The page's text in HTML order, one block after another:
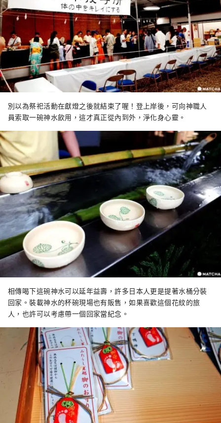
別以為祭祀活動在獻燈之後就結束了喔！登上岸後，可向神職人
員索取一碗神水飲用，這才真正從內到外，淨化身心靈。
相傳喝下這碗神水可以延年益壽，許多日本人更是提著水桶分裝
回家。裝載神水的杯碗現場也有販售，如果喜歡這個花紋的旅
人，也許可以考慮帶一個回家當紀念。